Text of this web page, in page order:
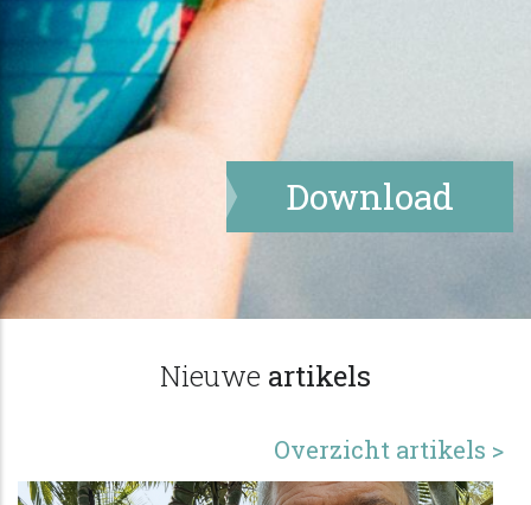
Download
Nieuwe artikels
Overzicht artikels >